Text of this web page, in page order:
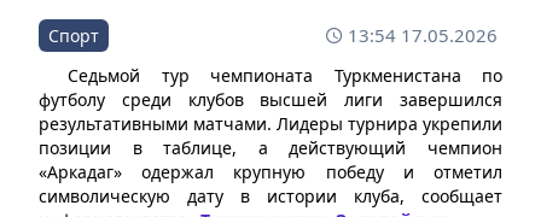
Спорт 13:54 17.05.2026
Седьмой тур чемпионата Туркменистана по
футболу среди клубов высшей лиги завершился
результативными матчами. Лидеры турнира укрепили
позиции в таблице, а действующий чемпион
«Аркадаг» одержал крупную победу и отметил
символическую дату в истории клуба, сообщает